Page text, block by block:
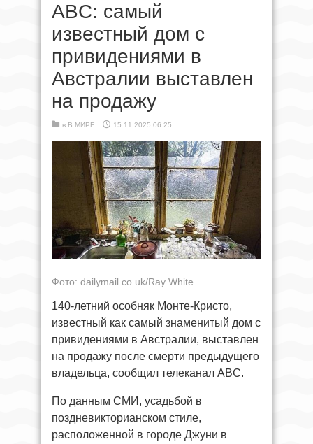
ABC: самый
известный дом с
привидениями в
Австралии выставлен
на продажу
в В МИРЕ 15.11.2025 06:25
Фото: dailymail.co.uk/Ray White
140-летний особняк Монте-Кристо,
известный как самый знаменитый дом с
привидениями в Австралии, выставлен
на продажу после смерти предыдущего
владельца, сообщил телеканал ABC.
По данным СМИ, усадьбой в
поздневикторианском стиле,
расположенной в городе Джуни в